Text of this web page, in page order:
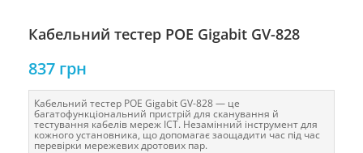
Кабельний тестер POE Gigabit GV-828
837 грн
Кабельний тестер POE Gigabit GV-828 — це
багатофункціональний пристрій для сканування й
тестування кабелів мереж ICT. Незамінний інструмент для
кожного установника, що допомагає заощадити час під час
перевірки мережевих дротових пар.